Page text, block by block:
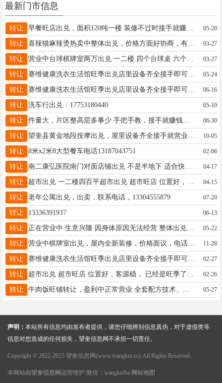
最新门市信息
转让 早餐旺店出兑，面积120纯一楼 装修不过时接手就赚钱。有稳定客源。电话☎13114659018 05-20
转让 喜辣猫麻辣烫热卖中整体出兑，价格方面好协商，有意者请联系18167319885 03-27
转让 03-27
转让 05-24
转让 06-16
转让 洗车行出兑：17753180440 05-10
转让 件量大，片区整高层多事少 手把手教，接手就赚钱。每月有稳定收入。月入过万的诚心想干18697055522价格面议 06-30
转让 10-05
转让 8米x2米8大型餐车电话13187043751 02-06
转让 南二康弘医院南门对面店铺出兑 不是半地下 适合快餐店 联系电话15636578292 04-17
转让 04-15
转让 老年公寓出兑，出卖，联系电话，13304555879 07-20
转让 13336391937 06-13
转让 正在营业中 生意兴隆 因身体原因无法经营 整体出兑 厂房（300平）+货+货源+客源（三十年）+技术 价格面议 联系电话13125951260 05-22
转让 营业中棋牌室出兑，屋内全新装修，价格面议，电话18746522887 11-28
转让 02-27
转让 02-26
转让 05-27
声明： 本站所有信息均由发布者提供，请您仔细辨别信息真伪，对于虚假类等
信息对您造成的任何损失，望奎信息网不承担一切责任。
Copyright © 2022-2025 望奎信息网(www.wangkui.cc) All Rights Reserved.
本网站由望奎信息网 运营维护 微信：wangkuiba 网站地图